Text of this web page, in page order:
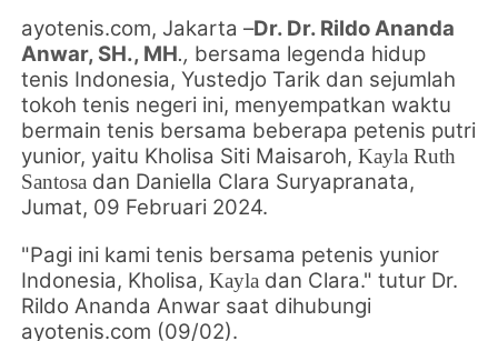
ayotenis.com, Jakarta –Dr. Dr. Rildo Ananda
Anwar, SH., MH., bersama legenda hidup
tenis Indonesia, Yustedjo Tarik dan sejumlah
tokoh tenis negeri ini, menyempatkanwaktu
bermain tenis bersama beberapa petenis putri
yunior, yaitu Kholisa Siti Maisaroh,Kayla Ruth
Santosa dan Daniella Clara Suryapranata,
Jumat, 09 Februari 2024.
"Pagi ini kami tenis bersama petenis yunior
Indonesia, Kholisa,Kayla dan Clara." tutur Dr.
Rildo Ananda Anwar saat dihubungi
ayotenis.com (09/02).